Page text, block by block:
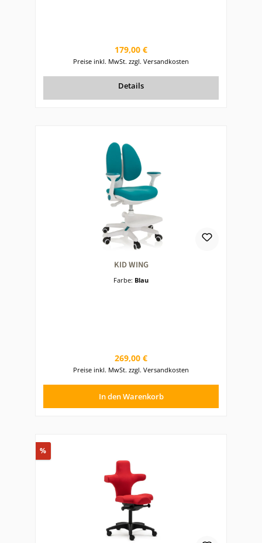
Regulärer Preis:
179,00 €
Preise inkl. MwSt. zzgl. Versandkosten
Details
KID WING
Farbe: Blau
Regulärer Preis:
269,00 €
Preise inkl. MwSt. zzgl. Versandkosten
In den Warenkorb
%Rabatt